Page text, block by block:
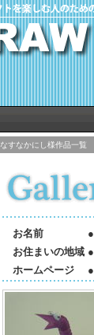
なすなかにし様作品一覧
お名前
●
お住まいの地域 ●
ホームページ
●